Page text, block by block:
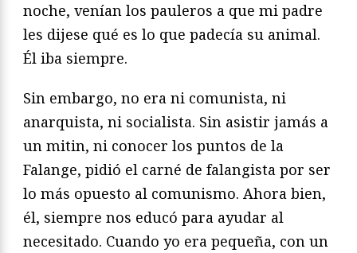
noche, venían los pauleros a que mi padre
les dijese qué es lo que padecía su animal.
Él iba siempre.
Sin embargo, no era ni comunista, ni
anarquista, ni socialista. Sin asistir jamás a
un mitin, ni conocer los puntos de la
Falange, pidió el carné de falangista por ser
lo más opuesto al comunismo. Ahora bien,
él, siempre nos educó para ayudar al
necesitado. Cuando yo era pequeña, con un